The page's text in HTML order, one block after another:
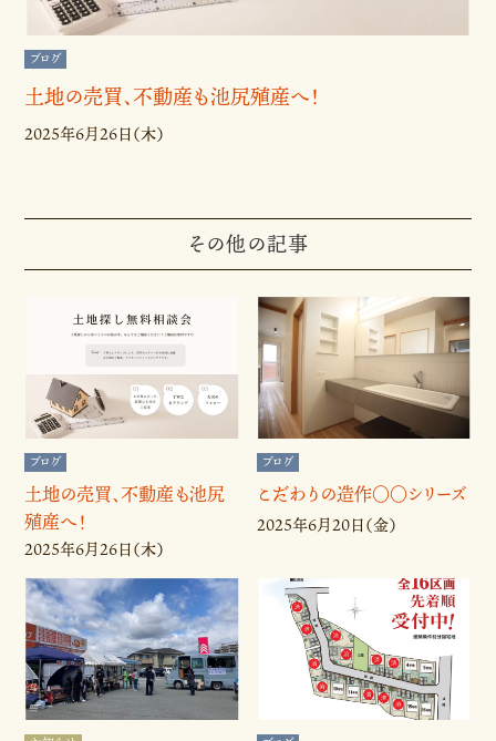
ブログ
土地の売買、不動産も池尻殖産へ！
2025年6月26日（木）
その他の記事
ブログ
土地の売買、不動産も池尻
殖産へ！
2025年6月26日（木）
ブログ
こだわりの造作〇〇シリーズ
2025年6月20日（金）